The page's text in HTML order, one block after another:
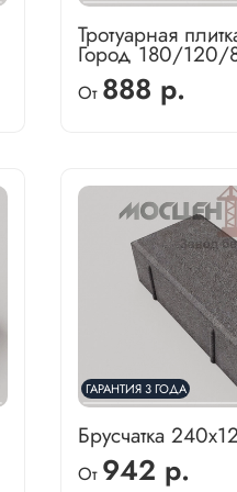
Тротуарная
Город 180/120/
От 888 р.
ГАРАНТИЯ 3 ГОДА
Брусчатка
От 942 р.